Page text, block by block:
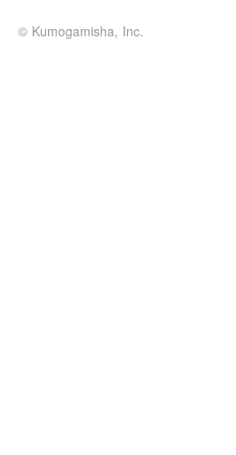
© Kumogamisha, Inc.